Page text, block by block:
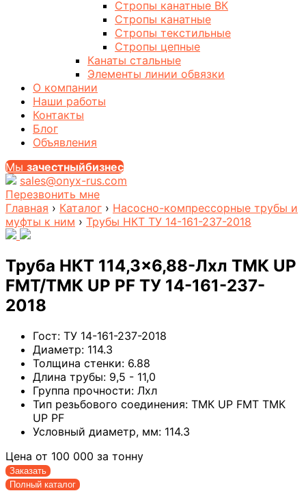
Стропы канатные ВК
Стропы канатные
Стропы текстильные
Стропы цепные
Канаты стальные
Элементы линии обвязки
О компании
Наши работы
Контакты
Блог
Объявления
Мы зачестныйбизнес
sales@onyx-rus.com
Перезвонить мне
Главная › Каталог › Насосно-компрессорные трубы и
муфты к ним › Трубы НКТ ТУ 14-161-237-2018
Труба НКТ 114,3×6,88-Лхл ТМК UP
FMT/ТМК UP PF ТУ 14-161-237-
2018
Гост: ТУ 14-161-237-2018
Диаметр: 114.3
Толщина стенки: 6.88
Длина трубы: 9,5 - 11,0
Группа прочности: Лхл
Тип резьбового соединения: ТМК UP FMT ТМК
UP PF
Условный диаметр, мм: 114.3
Цена от 100 000 за тонну
Заказать
Полный каталог